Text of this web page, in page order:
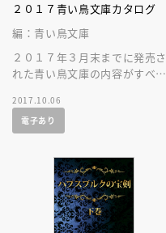
２０１７青い鳥文庫カタログ
編：青い鳥文庫
２０１７年３月末までに発売さ
れた青い鳥文庫の内容がすべて
ログです。読みたい本が必ず見
つかります！
2017.10.06
電子あり